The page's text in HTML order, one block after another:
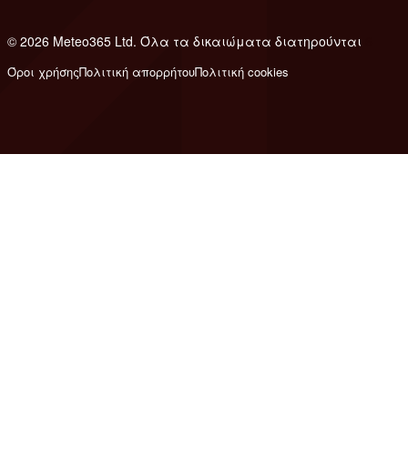
© 2026 Meteo365 Ltd. Όλα τα δικαιώματα διατηρούνται
Όροι χρήσηςΠολιτική απορρήτουΠολιτική cookies